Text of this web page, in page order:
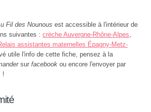
Fil des Nounous est accessible à l'intérieur de
suivantes : crèche Auvergne-Rhône-Alpes,
assistantes maternelles Épagny-Metz-
utile l'info de cette fiche, pensez à la
sur facebook ou encore l'envoyer par
!